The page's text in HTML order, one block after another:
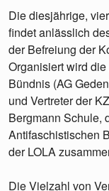
Die diesjährige,
findet anlässlich
der Befreiung der
Organisiert wird die
Bündnis (AG
und Vertreter der
Bergmann Schule,
Antifaschistischen
der LOLA
Die Vielzahl von